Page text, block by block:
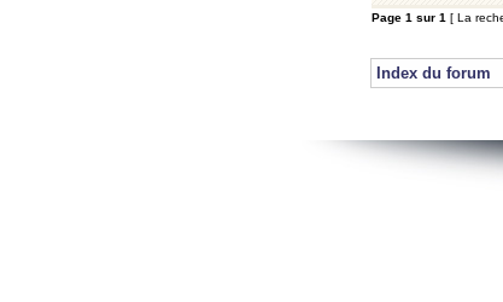
Page 1 sur 1 [ La
Index du forum